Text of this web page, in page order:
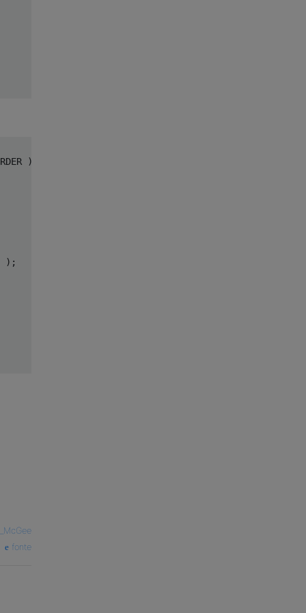
);
);
fonte